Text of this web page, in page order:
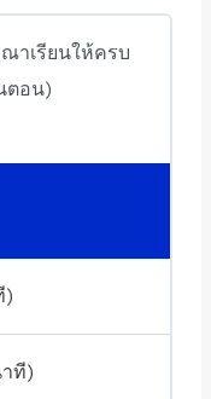
าเรียนให้ครบ
ตอน)
)
าที)